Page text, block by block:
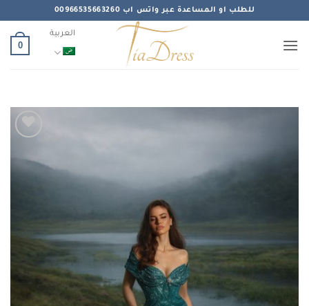
للطلب او المساعدة عبر واتس اب 00966535663260
العربية
0
wishlist